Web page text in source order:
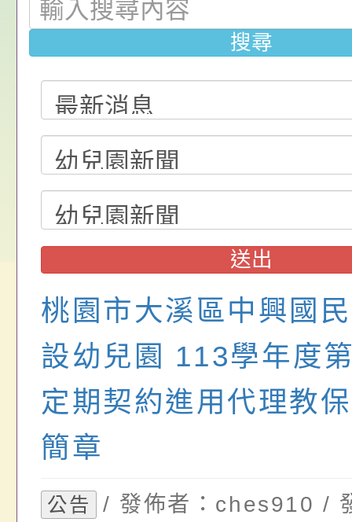
「愛『原原』不絕-
樂會」、「邁向下一
列講座及成長團體」
赴陸應申請許可一案
期第1次第7-9招代課
甄選公告
本校「115學年度國
校課程計畫」核定一
轉知教育部國民及學
辦理「115年度教育
前教育署辦理性別平
置課程與教學人才庫
畫」一案， 請教師
請，請查照。
公告:桃園市政府腸
施問答集
轉知:桃園市交通局
減碳存摺2.0」全民
桃園市政府家庭教育
年度祖孫樂淘桃－祖
祝活動」海報電子檔
位協助鼓勵所屬同仁
關（構）、學校、民
名參加，請查照
轉知有關銓敘部建置
員退休所得重審後實
算器」，公立學校退
亦可利用
檢送財團法人台灣優
發展協會辦理115年
看國產豬肉生產流程
一案，請查照。
搜尋
送出
桃園市大溪區中興國
設幼兒園 113學年度
定期契約進用代理教
簡章
公告
/ 發佈者：ches910 /